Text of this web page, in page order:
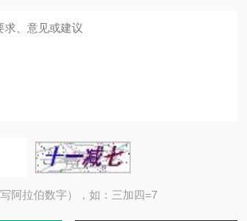
阿拉伯数字），如：三加四=7